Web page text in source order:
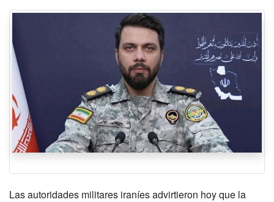
Las autoridades militares iraníes advirtieron hoy que la